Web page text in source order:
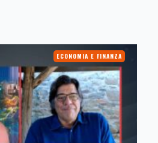
ECONOMIA E FINANZA